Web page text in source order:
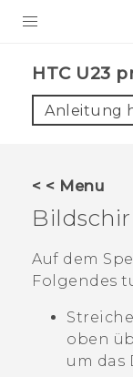
VIVE
HTC-Geräte
Anmelden
HTC U23
Anleitung
< < Menu
Auf dem
Folgendes
oben
um das